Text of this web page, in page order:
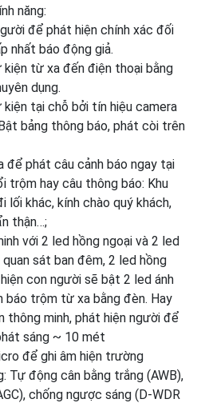
năng:
để phát hiện chính xác đối
nhất báo động giả.
kiện từ xa đến điện thoại bằng
dụng.
tại chỗ bởi tín hiệu camera
bảng thông báo, phát còi trên
để phát câu cảnh báo ngay tại
trộm hay câu thông báo: Khu
lối khác, kính chào quý khách,
thận…;
với 2 led hồng ngoại và 2 led
quan sát ban đêm, 2 led hồng
con người sẽ bật 2 led ánh
báo trộm từ xa bằng đèn. Hay
thông minh, phát hiện người để
sáng ~ 10 mét
để ghi âm hiện trường
Tự động cân bằng trắng (AWB),
chống ngược sáng (D-WDR